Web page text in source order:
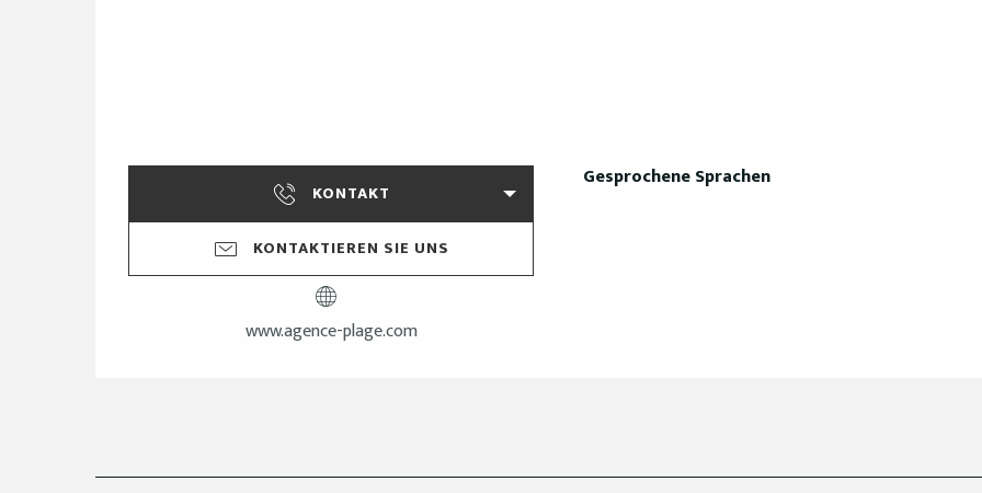
KONTAKT
KONTAKTIEREN SIE UNS
www.agence-plage.com
Gesprochene Sprachen
Gesprochene Sprachen